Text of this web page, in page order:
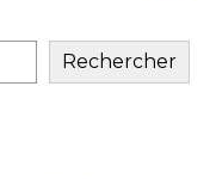
Rechercher